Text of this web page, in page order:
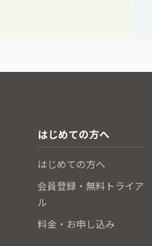
はじめての方へ
はじめての方へ
会員登録・無料トライア
ル
料金・お申し込み